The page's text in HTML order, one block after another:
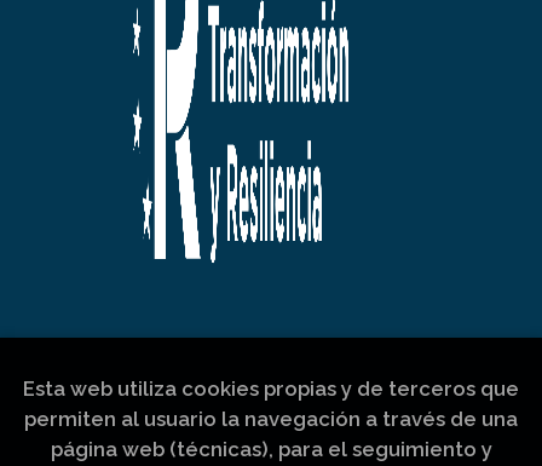
Esta web utiliza cookies propias y de terceros que
permiten al usuario la navegación a través de una
página web (técnicas), para el seguimiento y